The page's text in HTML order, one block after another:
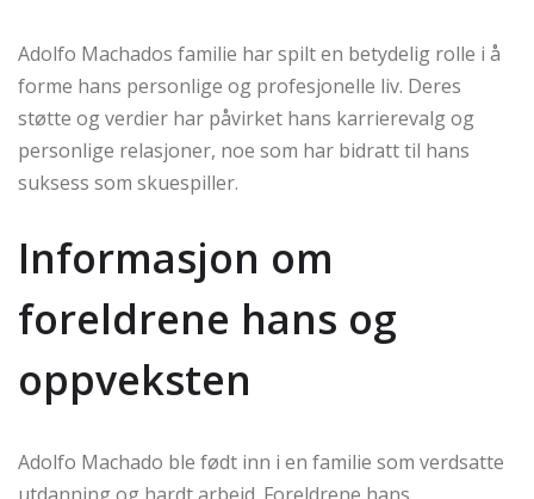
Adolfo Machados familie har spilt en betydelig rolle i å
forme hans personlige og profesjonelle liv. Deres
støtte og verdier har påvirket hans karrierevalg og
personlige relasjoner, noe som har bidratt til hans
suksess som skuespiller.
Informasjon om
foreldrene hans og
oppveksten
Adolfo Machado ble født inn i en familie som verdsatte